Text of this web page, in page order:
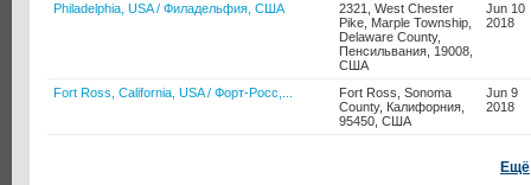
Philadelphia, USA / Филадельфия, США
2321, West Chester
Pike, Marple Township,
Delaware County,
Пенсильвания, 19008,
США
Jun 10
2018
Fort Ross, California, USA / Форт-Росс,...
Fort Ross, Sonoma
County, Калифорния,
95450, США
Jun 9
2018
Ещё